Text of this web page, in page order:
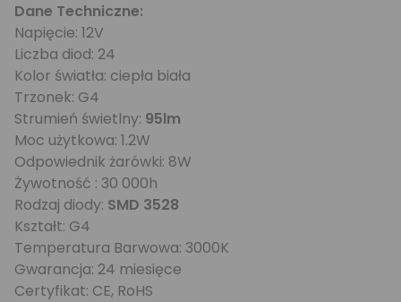
Dane Techniczne:
Napięcie: 12V
Liczba diod: 24
Kolor światła: ciepła biała
Trzonek: G4
Strumień świetlny: 95lm
Moc użytkowa: 1.2W
Odpowiednik żarówki: 8W
Żywotność : 30 000h
Rodzaj diody: SMD 3528
Kształt: G4
Temperatura Barwowa: 3000K
Gwarancja: 24 miesięce
Certyfikat: CE, RoHS